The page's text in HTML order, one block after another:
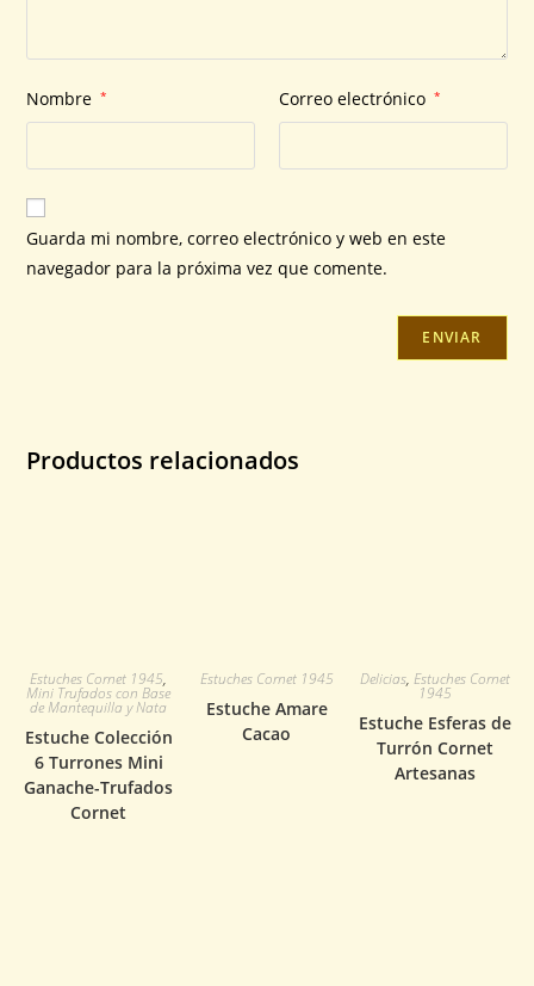
Nombre * Correo electrónico *
Guarda mi nombre, correo electrónico y web en este
navegador para la próxima vez que comente.
Productos relacionados
Estuches Cornet 1945,
Mini Trufados con Base
de Mantequilla y Nata
Estuche Colección
6 Turrones Mini
Ganache-Trufados
Cornet
Estuches Cornet 1945
Estuche Amare
Cacao
Delicias,Estuches Cornet
1945
Estuche Esferas de
Turrón Cornet
Artesanas